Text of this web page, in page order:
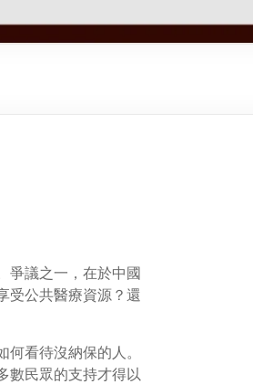
爭議之一，在於中國
受公共醫療資源？還
看待沒納保的人。
數民眾的支持才得以